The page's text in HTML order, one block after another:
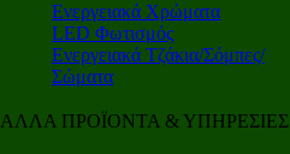
Ενεργειακά Χρώματα
LED Φωτισμός
Ενεργειακά Τζάκια/Σόμπες/
Σώματα
ΑΛΛΑ ΠΡΟΪΟΝΤΑ & ΥΠΗΡΕΣΙΕΣ